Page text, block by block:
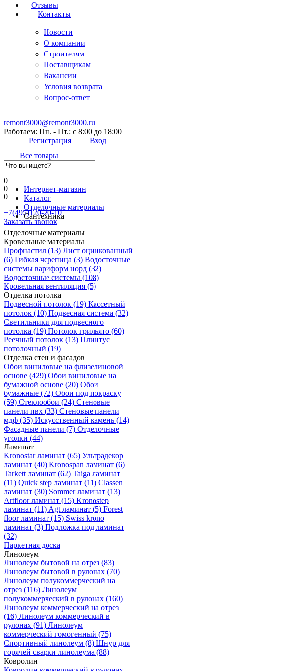
Отзывы
Контакты
Новости
О компании
Строителям
Поставщикам
Вакансии
Условия возврата
Вопрос-ответ
remont3000@remont3000.ru
Работаем: Пн. - Пт.: с 8:00 до 18:00
Регистрация
Вход
Все товары
0
0
0
+7(495)120-20-10
Заказать звонок
Интернет-магазин
Каталог
Отделочные материалы
Сантехника
Отделочные материалы
Кровельные материалы
Профнастил (13) Лист оцинкованный
(6) Гибкая черепица (3) Водосточные
системы вариформ норд (32)
Водосточные системы (108)
Кровельная вентиляция (5)
Отделка потолка
Подвесной потолок (19) Кассетный
потолок (10) Подвесная система (32)
Светильники для подвесного
потолка (19) Потолок грильято (60)
Реечный потолок (13) Плинтус
потолочный (19)
Отделка стен и фасадов
Обои виниловые на флизелиновой
основе (429) Обои виниловые на
бумажной основе (20) Обои
бумажные (72) Обои под покраску
(59) Стеклообои (24) Стеновые
панели пвх (33) Стеновые панели
мдф (35) Искусственный камень (14)
Фасадные панели (7) Отделочные
уголки (44)
Ламинат
Kronostar ламинат (65) Ультрадекор
ламинат (40) Kronospan ламинат (6)
Tarkett ламинат (62) Taiga ламинат
(11) Quick step ламинат (11) Classen
ламинат (30) Sommer ламинат (13)
Artfloor ламинат (15) Kronostep
ламинат (11) Agt ламинат (5) Forest
floor ламинат (15) Swiss krono
ламинат (3) Подложка под ламинат
(32)
Паркетная доска
Линолеум
Линолеум бытовой на отрез (83)
Линолеум бытовой в рулонах (70)
Линолеум полукоммерческий на
отрез (116) Линолеум
полукоммерческий в рулонах (160)
Линолеум коммерческий на отрез
(16) Линолеум коммерческий в
рулонах (91) Линолеум
коммерческий гомогенный (75)
Спортивный линолеум (8) Шнур для
горячей сварки линолеума (88)
Ковролин